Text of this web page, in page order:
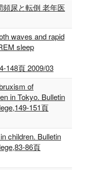
尿と転倒 老年医
waves and rapid
sleep
148頁 2009/03
of
in Tokyo. Bulletin
151頁
children. Bulletin
86頁